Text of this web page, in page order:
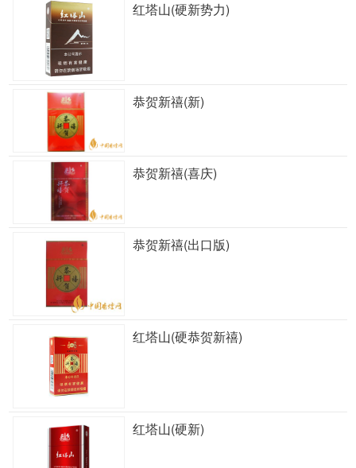
红塔山(硬新势力)
恭贺新禧(新)
恭贺新禧(喜庆)
恭贺新禧(出口版)
红塔山(硬恭贺新禧)
红塔山(硬新)